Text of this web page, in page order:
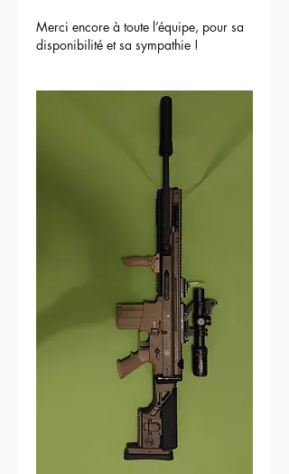
Merci encore à toute l’équipe, pour sa
disponibilité et sa sympathie !